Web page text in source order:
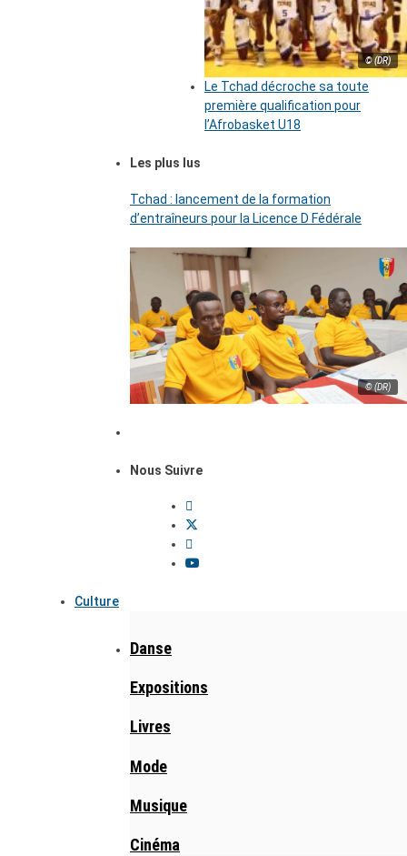
© (DR)
Le Tchad décroche sa toute
première qualification pour
l’Afrobasket U18
Les plus lus
Tchad : lancement de la formation
d’entraîneurs pour la Licence D Fédérale
© (DR)
Nous Suivre
Culture
Danse
Expositions
Livres
Mode
Musique
Cinéma